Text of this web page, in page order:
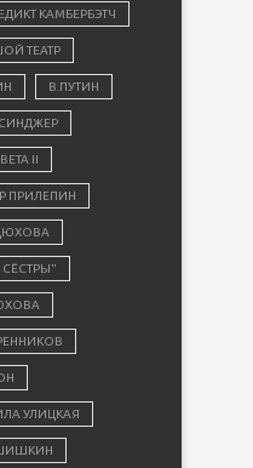
КАМБЕРБЭТЧ
ТЕАТР
В.ПУТИН
II
ПРИЛЕПИН
УЛИЦКАЯ